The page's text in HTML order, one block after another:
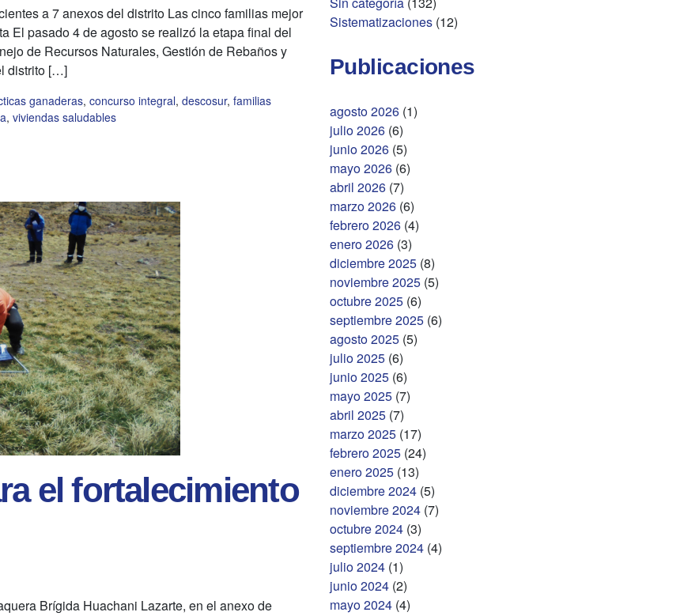
a 7 anexos del distrito Las cinco familias mejor
El pasado 4 de agosto se realizó la etapa final del
de Recursos Naturales, Gestión de Rebaños y
distrito […]
ganaderas, concurso integral, descosur, familias
, viviendas saludables
el fortalecimiento
Brígida Huachani Lazarte, en el anexo de
Sistematizaciones (12)
Publicaciones
agosto 2026 (1)
julio 2026 (6)
junio 2026 (5)
mayo 2026 (6)
abril 2026 (7)
marzo 2026 (6)
febrero 2026 (4)
enero 2026 (3)
diciembre 2025 (8)
noviembre 2025 (5)
octubre 2025 (6)
septiembre 2025 (6)
agosto 2025 (5)
julio 2025 (6)
junio 2025 (6)
mayo 2025 (7)
abril 2025 (7)
marzo 2025 (17)
febrero 2025 (24)
enero 2025 (13)
diciembre 2024 (5)
noviembre 2024 (7)
octubre 2024 (3)
septiembre 2024 (4)
julio 2024 (1)
junio 2024 (2)
mayo 2024 (4)